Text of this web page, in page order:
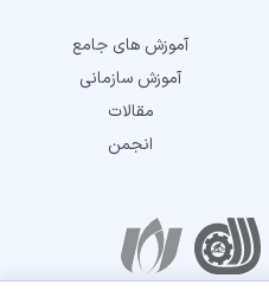
آموزش های جامع
آموزش سازمانی
مقالات
انجمن
نمادهای اعتماد